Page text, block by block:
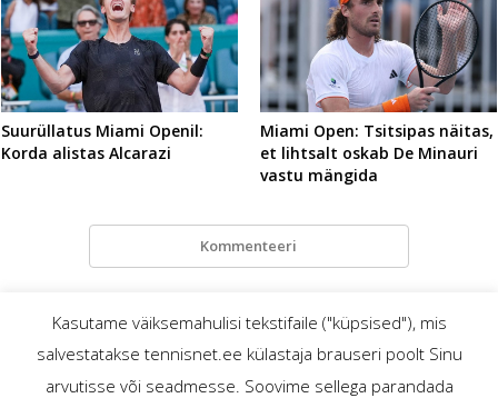
Suurüllatus Miami Openil:
Korda alistas Alcarazi
Miami Open: Tsitsipas näitas,
et lihtsalt oskab De Minauri
vastu mängida
Kommenteeri
TennisNet.ee – mis? miks? ja kellele?
Reklaam
© tennisnet.ee
Kasutame väiksemahulisi tekstifaile ("küpsised"), mis
salvestatakse tennisnet.ee külastaja brauseri poolt Sinu
arvutisse või seadmesse. Soovime sellega parandada